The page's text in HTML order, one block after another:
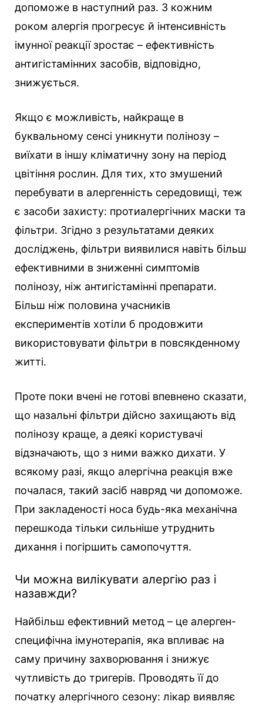
допоможе в наступний раз. З кожним
роком алергія прогресує й інтенсивність
імунної реакції зростає – ефективність
антигістамінних засобів, відповідно,
знижується.
Якщо є можливість, найкраще в
буквальному сенсі уникнути полінозу –
виїхати в іншу кліматичну зону на період
цвітіння рослин. Для тих, хто змушений
перебувати в алергенність середовищі, теж
є засоби захисту: протиалергічних маски та
фільтри. Згідно з результатами деяких
досліджень, фільтри виявилися навіть більш
ефективними в зниженні симптомів
полінозу, ніж антигістамінні препарати.
Більш ніж половина учасників
експериментів хотіли б продовжити
використовувати фільтри в повсякденному
житті.
Проте поки вчені не готові впевнено сказати,
що назальні фільтри дійсно захищають від
полінозу краще, а деякі користувачі
відзначають, що з ними важко дихати. У
всякому разі, якщо алергічна реакція вже
почалася, такий засіб навряд чи допоможе.
При закладеності носа будь-яка механічна
перешкода тільки сильніше утруднить
дихання і погіршить самопочуття.
Чи можна вилікувати алергію раз і
назавжди?
Найбільш ефективний метод – це алерген-
специфічна імунотерапія, яка впливає на
саму причину захворювання і знижує
чутливість до тригерів. Проводять її до
початку алергічного сезону: лікар виявляє